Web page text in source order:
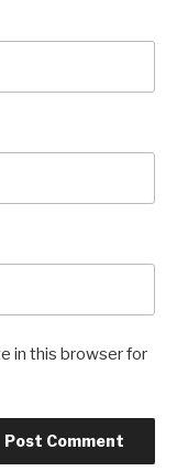
in this browser for